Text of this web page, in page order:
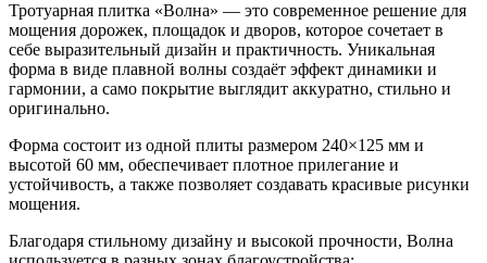
Тротуарная плитка «Волна» — это современное решение для
мощения дорожек, площадок и дворов, которое сочетает в
себе выразительный дизайн и практичность. Уникальная
форма в виде плавной волны создаёт эффект динамики и
гармонии, а само покрытие выглядит аккуратно, стильно и
оригинально.
Форма состоит из одной плиты размером 240×125 мм и
высотой 60 мм, обеспечивает плотное прилегание и
устойчивость, а также позволяет создавать красивые рисунки
мощения.
Благодаря стильному дизайну и высокой прочности, Волна